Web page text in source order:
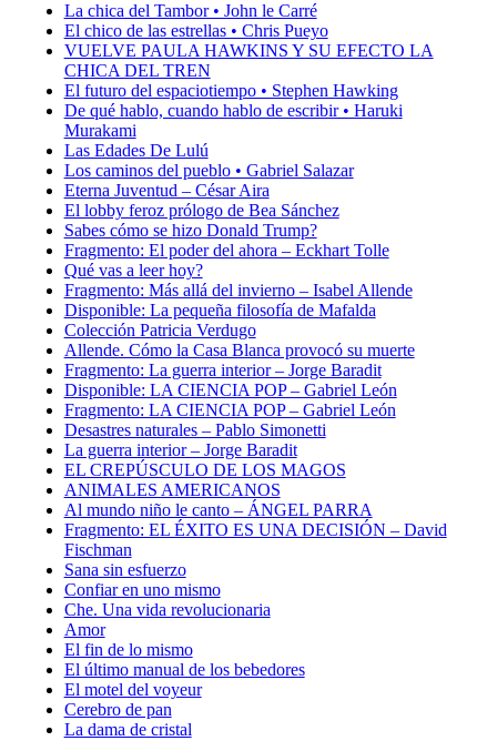
La chica del Tambor • John le Carré
El chico de las estrellas • Chris Pueyo
VUELVE PAULA HAWKINS Y SU EFECTO LA
CHICA DEL TREN
El futuro del espaciotiempo • Stephen Hawking
De qué hablo, cuando hablo de escribir • Haruki
Murakami
Las Edades De Lulú
Los caminos del pueblo • Gabriel Salazar
Eterna Juventud – César Aira
El lobby feroz prólogo de Bea Sánchez
Sabes cómo se hizo Donald Trump?
Fragmento: El poder del ahora – Eckhart Tolle
Qué vas a leer hoy?
Fragmento: Más allá del invierno – Isabel Allende
Disponible: La pequeña filosofía de Mafalda
Colección Patricia Verdugo
Allende. Cómo la Casa Blanca provocó su muerte
Fragmento: La guerra interior – Jorge Baradit
Disponible: LA CIENCIA POP – Gabriel León
Fragmento: LA CIENCIA POP – Gabriel León
Desastres naturales – Pablo Simonetti
La guerra interior – Jorge Baradit
EL CREPÚSCULO DE LOS MAGOS
ANIMALES AMERICANOS
Al mundo niño le canto – ÁNGEL PARRA
Fragmento: EL ÉXITO ES UNA DECISIÓN – David
Fischman
Sana sin esfuerzo
Confiar en uno mismo
Che. Una vida revolucionaria
Amor
El fin de lo mismo
El último manual de los bebedores
El motel del voyeur
Cerebro de pan
La dama de cristal